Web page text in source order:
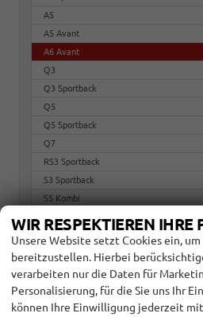
A5
A5 Avant
A6 Avant
Q3
Q3 Sportback
Q5
Q5 Sportback
Q7
RS3 Sportback
S3 Sportback
S5 Kombi
TT
BMW
Citroën
WIR RESPEKTIEREN IHRE
Unsere Website setzt Cookies ein,
bereitzustellen. Hierbei
verarbeiten nur die Daten für
Personalisierung, für die Sie uns Ihr
können Ihre Einwilligung jederzeit